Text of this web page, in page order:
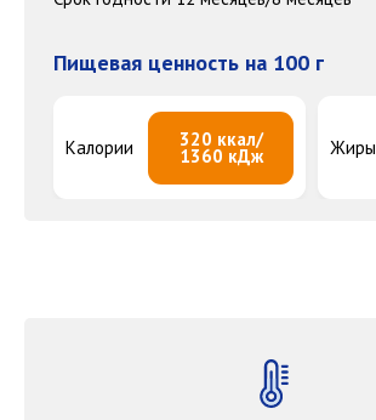
Пищевая ценность на 100 г
Калории 320 ккал/
1360 кДж Жиры